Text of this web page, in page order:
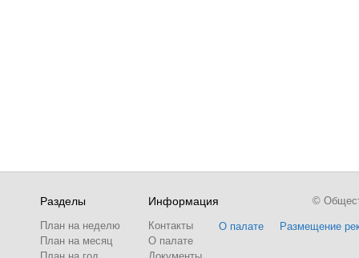
Разделы
План на неделю
План на месяц
Информация
Контакты
О палате
О палате Размещение
©